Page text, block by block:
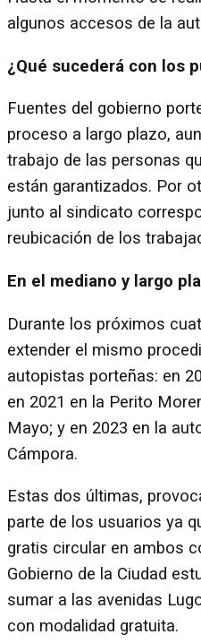
algunos accesos de la
¿Qué sucederá con los
Fuentes del gobierno
proceso a largo plazo,
trabajo de las personas
están garantizados. Por
junto al sindicato
reubicación de los
En el mediano y largo
Durante los próximos
extender el mismo
autopistas porteñas: en
en 2021 en la Perito
Mayo; y en 2023 en la
Cámpora.
Estas dos últimas,
parte de los usuarios ya
gratis circular en ambos
Gobierno de la Ciudad
sumar a las avenidas
con modalidad gratuita.